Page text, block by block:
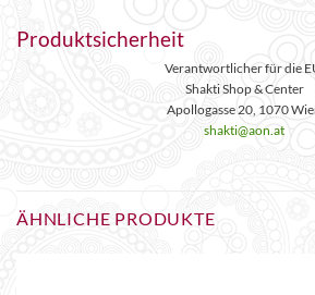
Produktsicherheit
Verantwortlicher für die
Shakti Shop & Center
Apollogasse 20, 1070
shakti@aon.at
ÄHNLICHE PRODUKTE